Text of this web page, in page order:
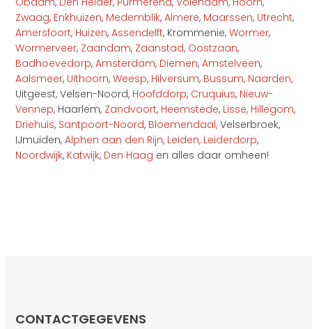
Zwaag, Enkhuizen, Medemblik,Almere, Maarssen, Utrecht,
Amersfoort, Huizen,Assendelft, Krommenie,Wormer,
Wormerveer, Zaandam, Zaanstad, Oostzaan,
Badhoevedorp,Amsterdam, Diemen,Amstelveen,
Aalsmeer, Uithoorn,Weesp, Hilversum, Bussum, Naarden,
Uitgeest, Velsen-Noord, Hoofddorp, Cruquius, Nieuw-
Vennep, Haarlem, Zandvoort, Heemstede, Lisse, Hillegom,
Driehuis, Santpoort-Noord, Bloemendaal, Velserbroek,
IJmuiden,Alphen aan den Rijn, Leiden, Leiderdorp,
Noordwijk, Katwijk, Den Haag en alles daar omheen!
CONTACTGEGEVENS